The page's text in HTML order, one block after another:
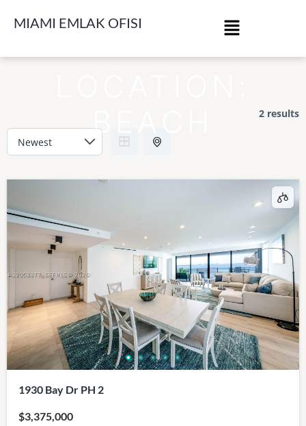
MIAMI EMLAK OFISI
BEACH
2 results
1930 Bay Dr PH 2
$3,375,000